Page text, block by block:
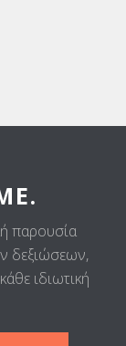
παρουσία
δεξιώσεων,
ιδιωτική